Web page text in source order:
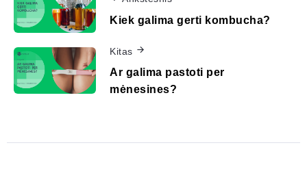
Kiek galima gerti kombucha?
Kitas
Ar galima pastoti per
mėnesines?